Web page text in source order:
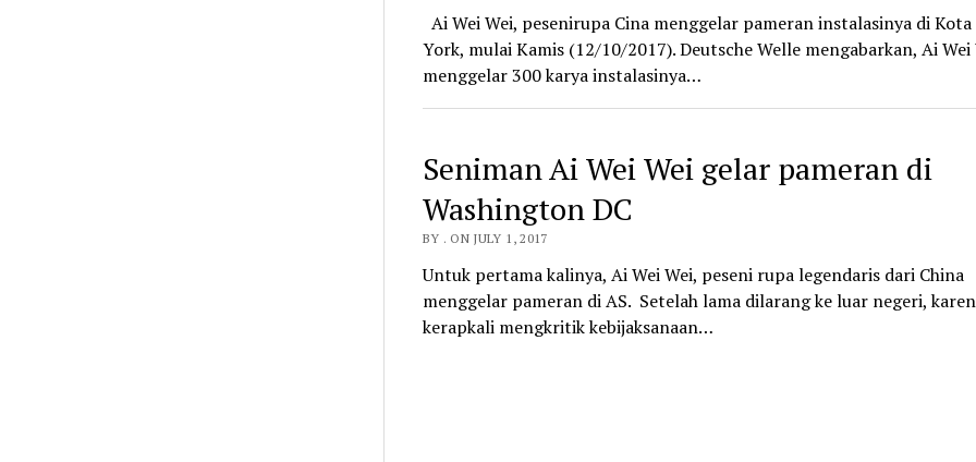
Ai Wei Wei, pesenirupa Cina menggelar pameran instalasinya di Kota
York, mulai Kamis (12/10/2017). Deutsche Welle mengabarkan, Ai Wei
menggelar 300 karya instalasinya…
Seniman Ai Wei Wei gelar pameran di
Washington DC
BY . ON JULY 1, 2017
Untuk pertama kalinya, Ai Wei Wei, peseni rupa legendaris dari China
menggelar pameran di AS. Setelah lama dilarang ke luar negeri,
kerapkali mengkritik kebijaksanaan…